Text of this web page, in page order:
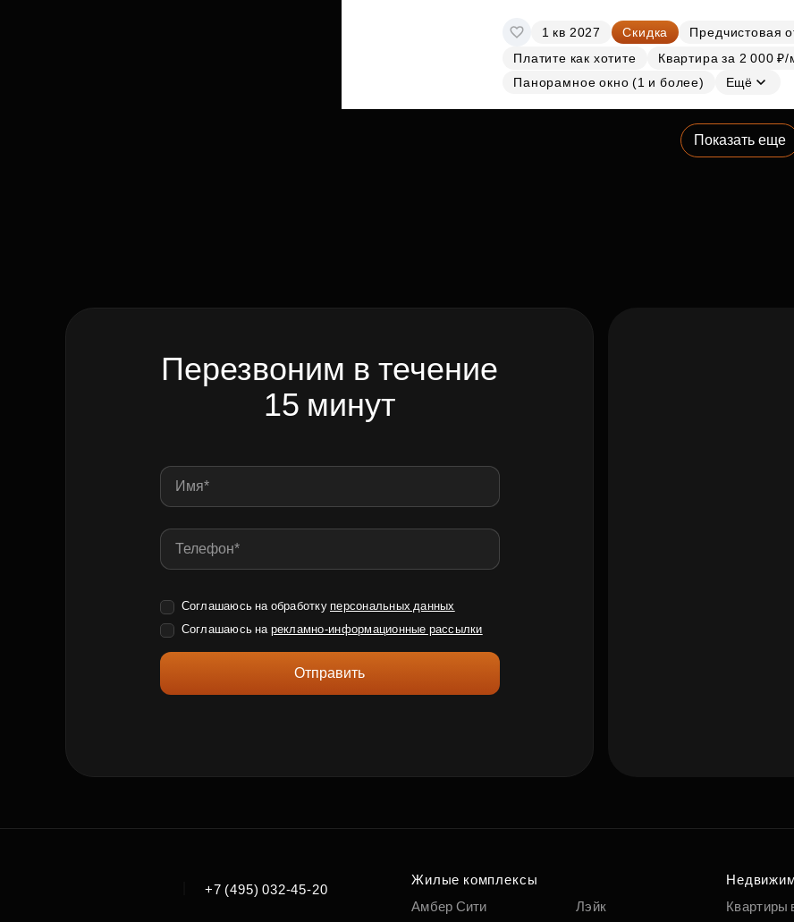
1 кв 2027 Скидка
Предчистовая
Платите как хотите
Квартира за 2 000 ₽/
Панорамное окно (1 и более)
Ещё
Показать еще
Перезвоним в течение
15 минут
Соглашаюсь на обработку персональных данных
Соглашаюсь на рекламно-информационные рассылки
Отправить
+7 (495) 032-45-20
Жилые комплексы
Амбер Сити
Лэйк
Квартиры